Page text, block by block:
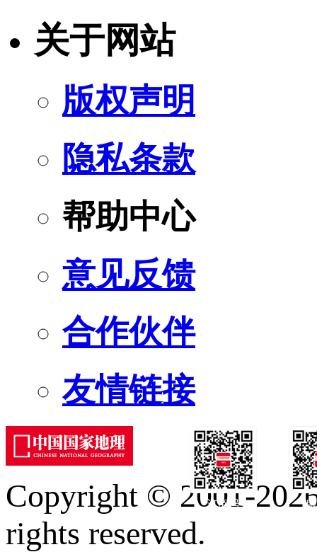
关于网站
版权声明
隐私条款
帮助中心
意见反馈
合作伙伴
友情链接
订阅号
Copyright © 2001-
rights reserved.